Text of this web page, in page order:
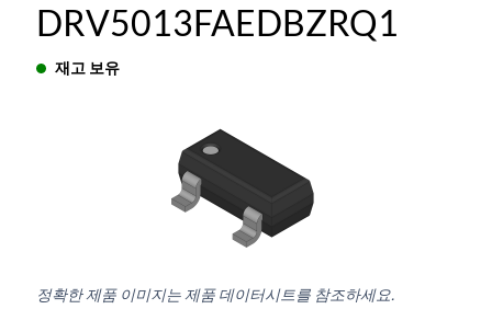
DRV5013FAEDBZRQ1
재고 보유
정확한 제품 이미지는 제품 데이터시트를 참조하세요.